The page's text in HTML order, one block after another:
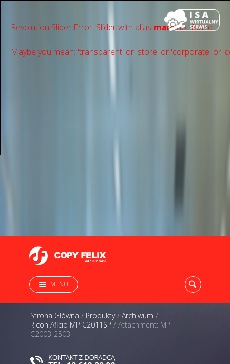
Revolution Slider Error: Slider with alias mainnot found.
Maybe you mean: 'transparent' or 'store' or 'сorporate' or
MENU
Strona Główna / Produkty/ Archiwum /
Ricoh Aficio MP C2011SP / Attachment: MP
C2003-2503